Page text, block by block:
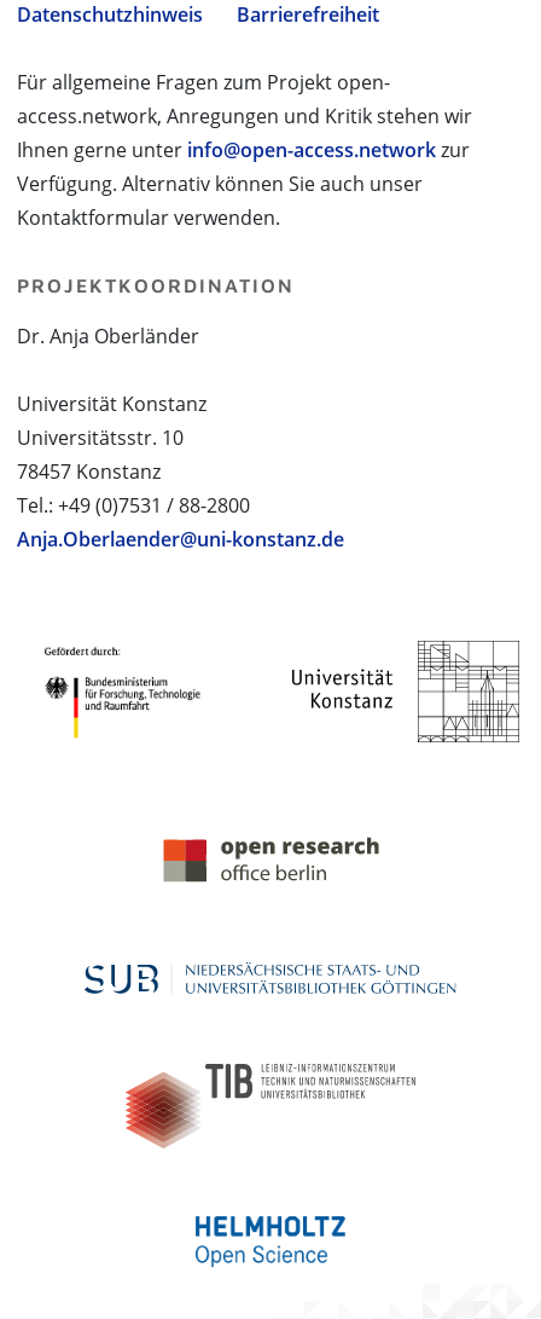
Datenschutzhinweis
Barrierefreiheit
Für allgemeine Fragen zum Projekt open-
access.network, Anregungen und Kritik stehen wir
Ihnen gerne unter info@open-access.networkzur
Verfügung. Alternativ können Sie auch unser
Kontaktformular verwenden.
PROJEKTKOORDINATION
Dr. Anja Oberländer
Universität Konstanz
Universitätsstr. 10
78457 Konstanz
Tel.: +49 (0)7531 / 88-2800
Anja.Oberlaender@uni-konstanz.de